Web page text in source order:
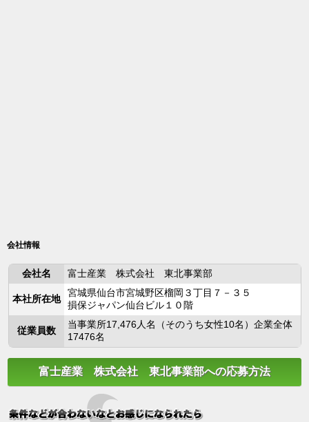
会社情報
会社名 富士産業 株式会社 東北事業部
本社所在地
宮城県仙台市宮城野区榴岡３丁目７－３５
損保ジャパン仙台ビル１０階
従業員数
当事業所17,476人名（そのうち女性10名）企業全体
17476名
富士産業 株式会社 東北事業部への応募方法